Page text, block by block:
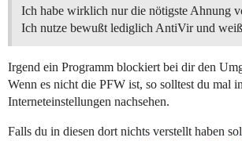
Ich habe wirklich nur die nötigste Ahnung
Ich nutze bewußt lediglich AntiVir und
Irgend ein Programm blockiert bei dir den
Wenn es nicht die PFW ist, so solltest du mal
Interneteinstellungen nachsehen.
Falls du in diesen dort nichts verstellt haben